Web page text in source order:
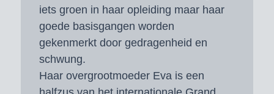
iets groen in haar opleiding maar haar
goede basisgangen worden
gekenmerkt door gedragenheid en
schwung.
Haar overgrootmoeder Eva is een